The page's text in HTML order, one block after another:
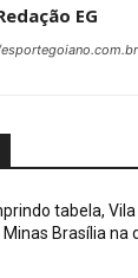
EG
tabela,
Minas Brasília na